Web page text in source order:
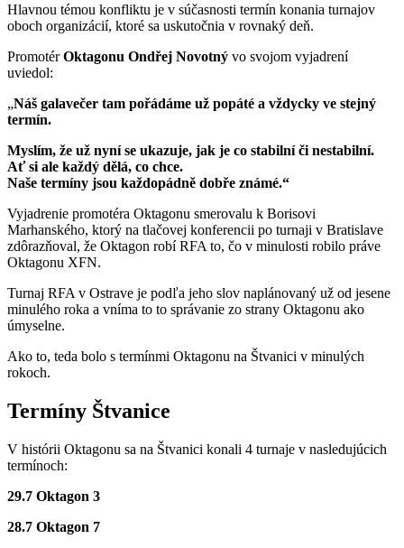
Hlavnou témou konfliktu je v súčasnosti termín konania turnajov
oboch organizácií, ktoré sa uskutočnia v rovnaký deň.
PromotérOktagonu Ondřej Novotný vo svojom vyjadrení
uviedol:
„Náš galavečer tam pořádáme už popáté a vždycky ve stejný
termín.
Myslím, že už nyní se ukazuje, jak je co stabilní či nestabilní.
Ať si ale každý dělá, co chce.
Naše termíny jsou každopádně dobře známé.“
Vyjadrenie promotéra Oktagonu smerovalu k Borisovi
Marhanského, ktorý na tlačovej konferencii po turnaji v Bratislave
zdôrazňoval, že Oktagon robí RFA to, čo v minulosti robilo práve
Oktagonu XFN.
Turnaj RFA v Ostrave je podľa jeho slov naplánovaný už od jesene
minulého roka a vníma to to správanie zo strany Oktagonu ako
úmyselne.
Ako to, teda bolo s termínmi Oktagonu na Štvanici v minulých
rokoch.
Termíny Štvanice
V histórii Oktagonu sa na Štvanici konali 4 turnaje v nasledujúcich
termínoch:
29.7 Oktagon 3
28.7 Oktagon 7